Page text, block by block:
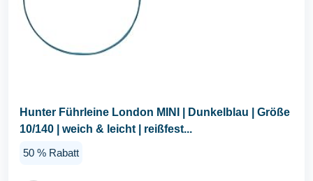
Hunter Führleine London MINI | Dunkelblau | Größe
10/140 | weich & leicht | reißfest...
50 % Rabatt